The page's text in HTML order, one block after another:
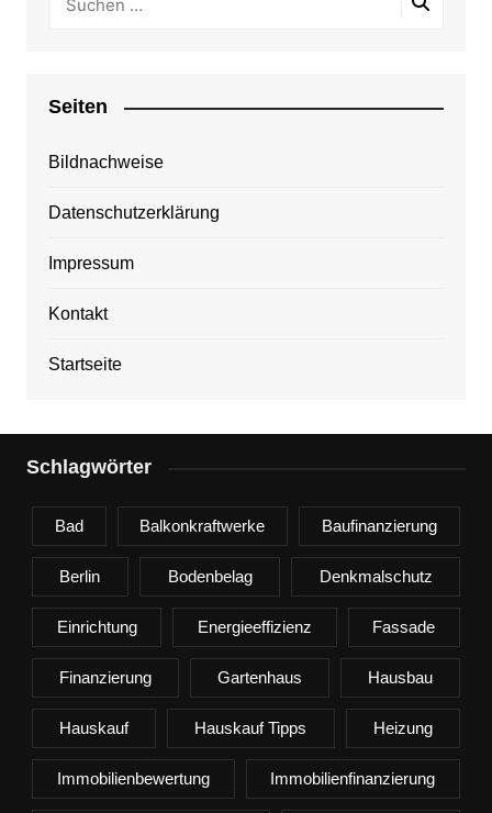
Seiten
Bildnachweise
Datenschutzerklärung
Impressum
Kontakt
Startseite
Schlagwörter
Bad Balkonkraftwerke Baufinanzierung
Berlin Bodenbelag Denkmalschutz
Einrichtung Energieeffizienz Fassade
Finanzierung Gartenhaus Hausbau
Hauskauf Hauskauf Tipps Heizung
Immobilienbewertung Immobilienfinanzierung